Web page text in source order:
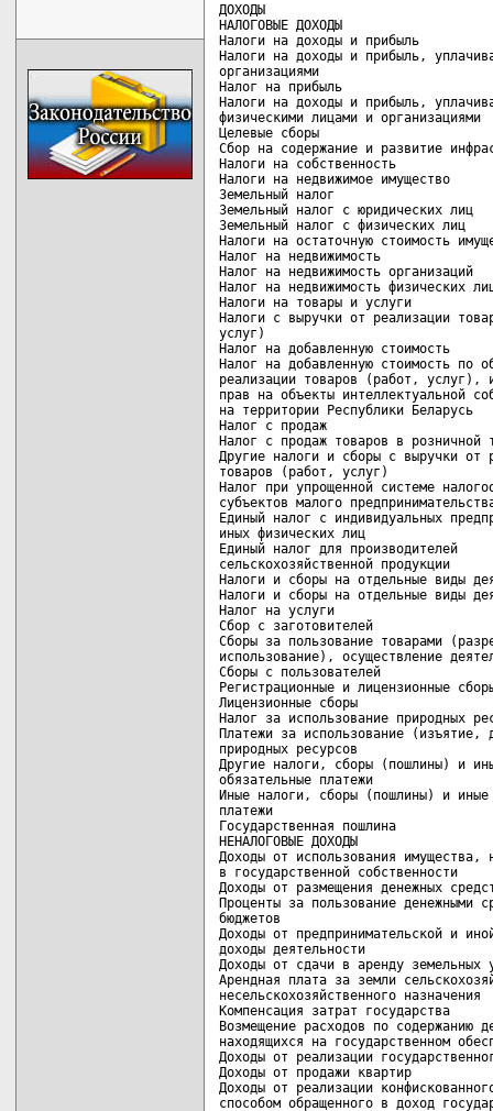
ДОХОДЫ
НАЛОГОВЫЕ ДОХОДЫ
Налоги на доходы и прибыль
Налоги на доходы и прибыль,
организациями
Налог на прибыль
Налоги на доходы и прибыль,
физическими лицами и
Целевые сборы
Сбор на содержание и развитие
Налоги на собственность
Налоги на недвижимое
Земельный налог
Земельный налог с
Земельный налог с
Налоги на остаточную
Налог на недвижимость
Налог на недвижимость
Налог на недвижимость
Налоги на товары и услуги
Налоги с выручки от реализации
услуг)
Налог на добавленную
Налог на добавленную стоимость по
реализации товаров (работ, услуг),
прав на объекты интеллектуальной
на территории Республики
Налог с продаж
Налог с продаж товаров в
Другие налоги и сборы с выручки от
товаров (работ, услуг)
Налог при упрощенной системе
субъектов малого
Единый налог с индивидуальных
иных физических лиц
Единый налог для производителей
сельскохозяйственной
Налоги и сборы на отдельные
Налоги и сборы на отдельные
Налог на услуги
Сбор с заготовителей
Сборы за пользование товарами
использование), осуществление
Сборы с пользователей
Регистрационные и
Лицензионные сборы
Налог за использование
Платежи за использование (изъятие,
природных ресурсов
Другие налоги, сборы (пошлины) и
обязательные платежи
Иные налоги, сборы (пошлины) и иные
платежи
Государственная пошлина
НЕНАЛОГОВЫЕ ДОХОДЫ
Доходы от использования имущества,
в государственной
Доходы от размещения денежных
Проценты за пользование денежными
бюджетов
Доходы от предпринимательской и
доходы деятельности
Доходы от сдачи в аренду
Арендная плата за земли
несельскохозяйственного
Компенсация затрат
Возмещение расходов по содержанию
находящихся на
Доходы от реализации
Доходы от продажи квартир
Доходы от реализации
способом обращенного в доход